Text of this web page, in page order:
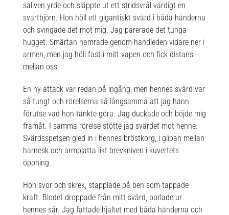
saliven yrde och släppte ut ett stridsvrål värdigt en
svartbjörn. Hon höll ett gigantiskt svärd i båda händerna
och svingade det mot mig. Jag parerade det tunga
hugget. Smärtan hamrade genom handleden vidare ner i
armen, men jag höll fast i mitt vapen och fick distans
mellan oss.
En ny attack var redan på ingång, men hennes svärd var
så tungt och rörelserna så långsamma att jag hann
förutse vad hon tänkte göra. Jag duckade och böjde mig
framåt. I samma rörelse stötte jag svärdet mot henne.
Svärdsspetsen gled in i hennes bröstkorg, i glipan mellan
harnesk och armplatta likt brevkniven i kuvertets
öppning.
Hon svor och skrek, stapplade på ben som tappade
kraft. Blodet droppade från mitt svärd, porlade ur
hennes sår. Jag fattade hjaltet med båda händerna och